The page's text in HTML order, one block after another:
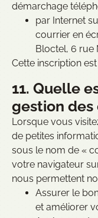
démarchage
par Internet
courrier en
Bloctel, 6 rue
Cette inscription
11. Quelle
gestion des
Lorsque vous
de petites
sous le nom de «
votre navigateur
nous permettent
Assurer le
et améliorer